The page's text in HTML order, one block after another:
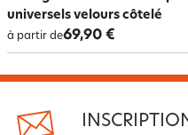
universels velours côtelé
à partir de69,90 €